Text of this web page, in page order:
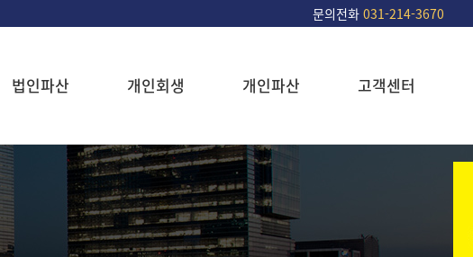
문의전화 031-214-3670
법인파산 개인회생 개인파산 고객센터